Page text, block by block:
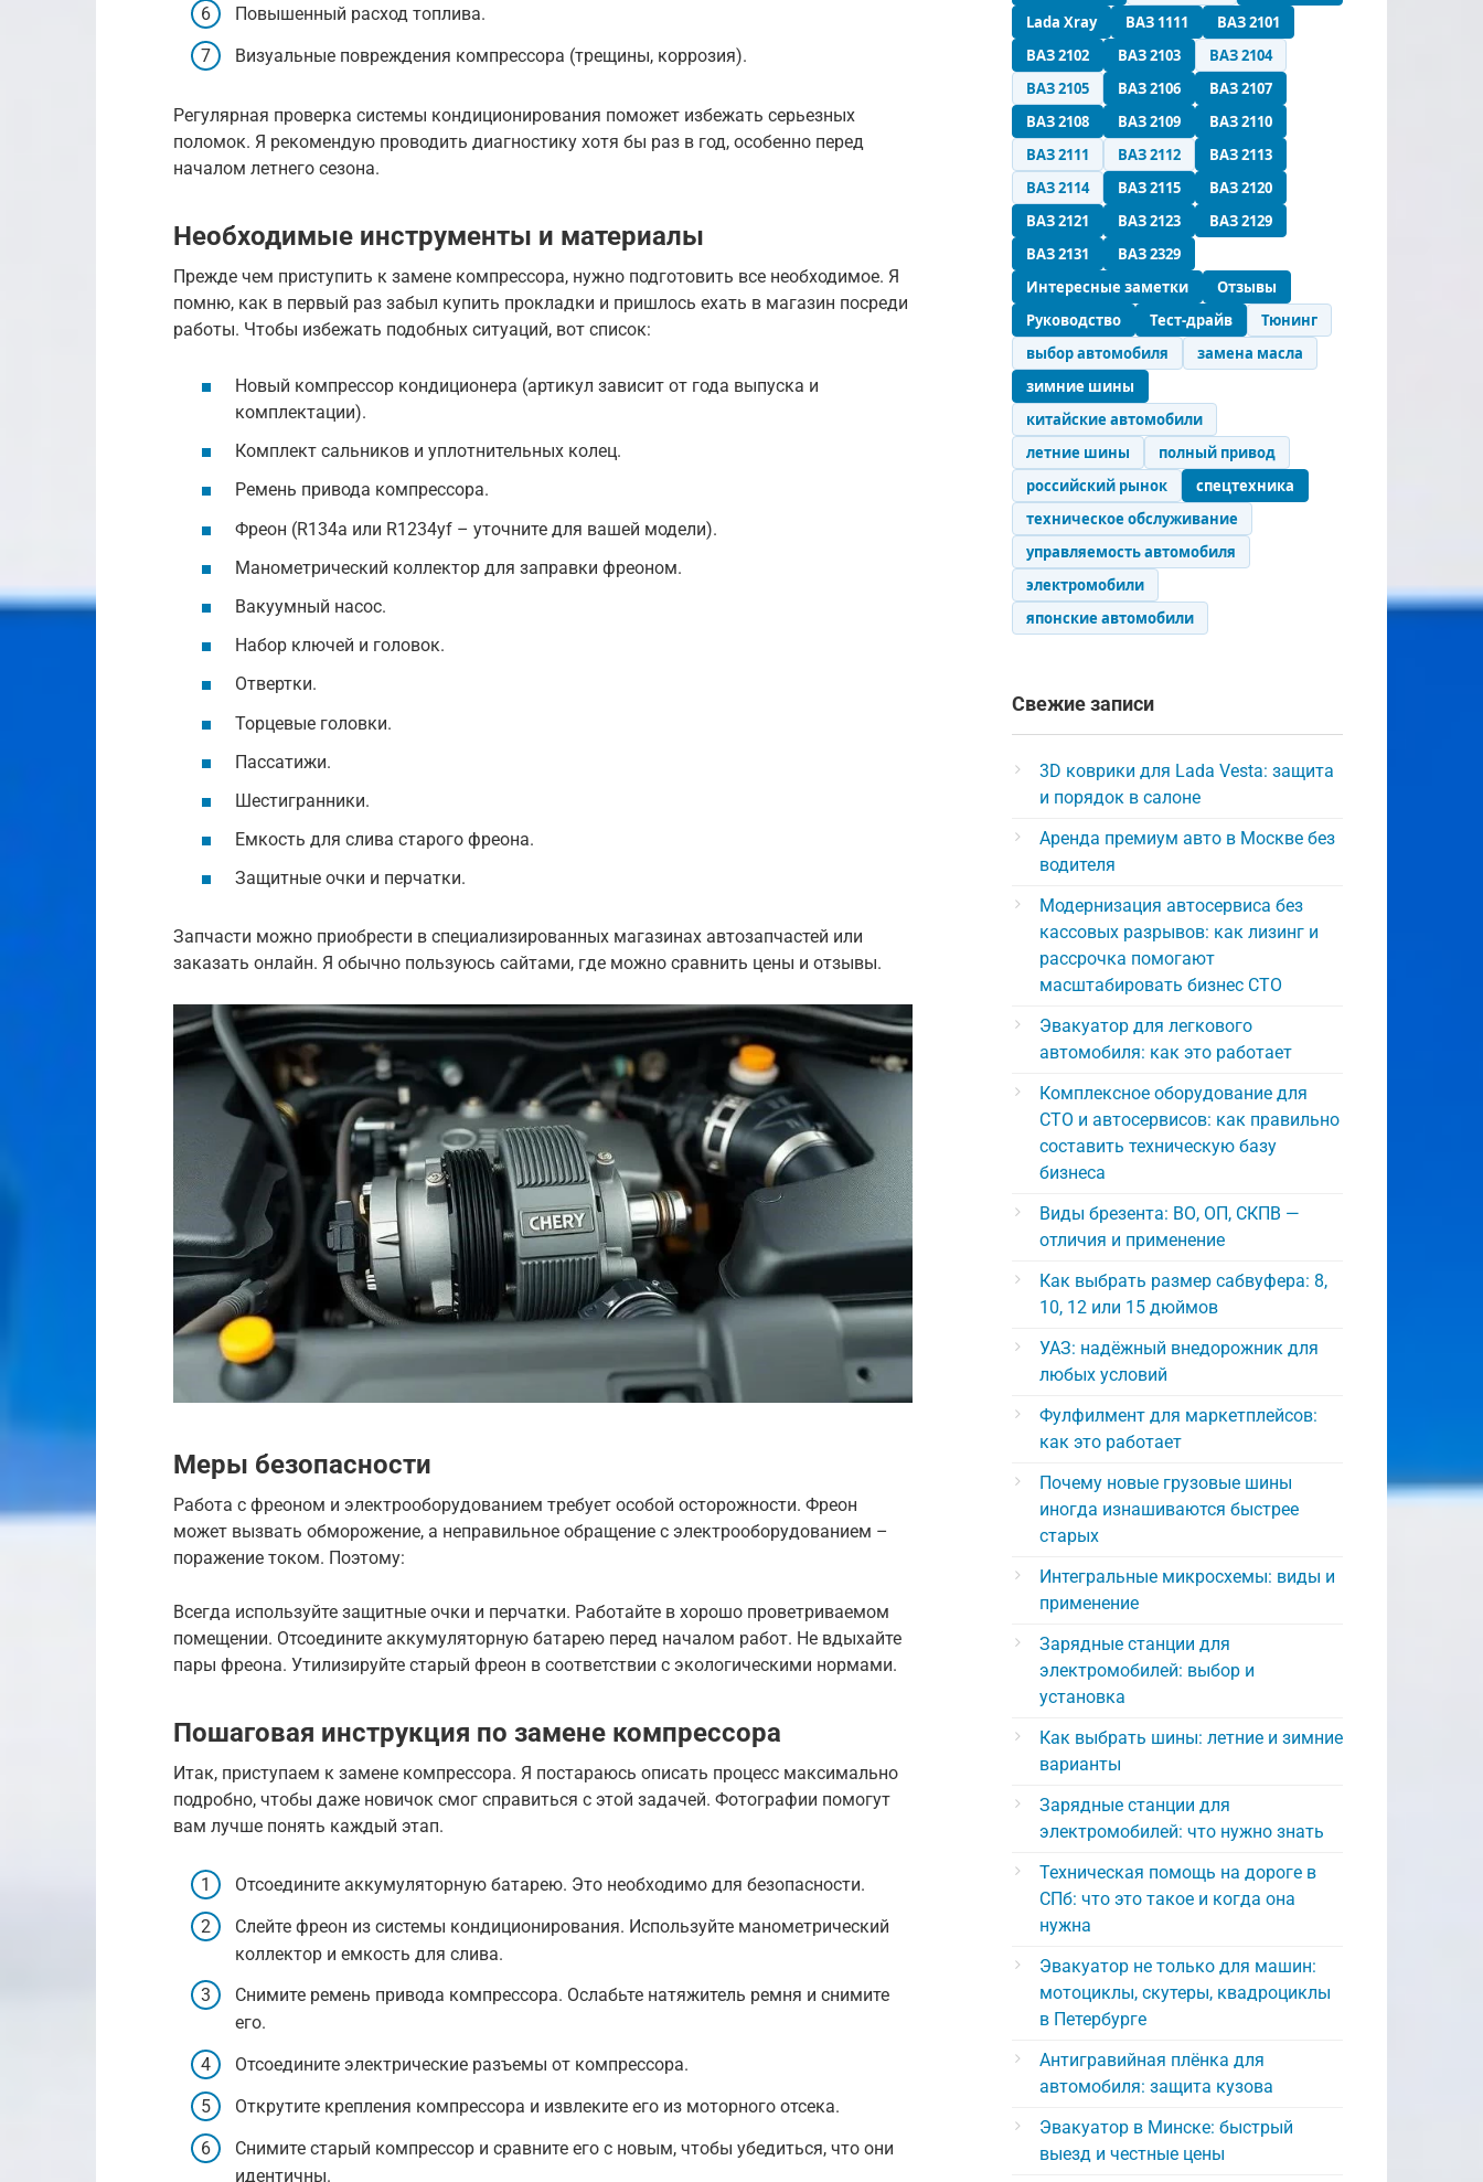
Повышенный расход топлива.
Визуальные повреждения компрессора (трещины, коррозия).
Регулярная проверка системы кондиционирования поможет избежать серьезных
поломок. Я рекомендую проводить диагностику хотя бы раз в год, особенно перед
началом летнего сезона.
Необходимые инструменты и материалы
Прежде чем приступить к замене компрессора, нужно подготовить все необходимое. Я
помню, как в первый раз забыл купить прокладки и пришлось ехать в магазин посреди
работы. Чтобы избежать подобных ситуаций, вот список:
Новый компрессор кондиционера (артикул зависит от года выпуска и
комплектации).
Комплект сальников и уплотнительных колец.
Ремень привода компрессора.
Фреон (R134a или R1234yf – уточните для вашей модели).
Манометрический коллектор для заправки фреоном.
Вакуумный насос.
Набор ключей и головок.
Отвертки.
Торцевые головки.
Пассатижи.
Шестигранники.
Емкость для слива старого фреона.
Защитные очки и перчатки.
Запчасти можно приобрести в специализированных магазинах автозапчастей или
заказать онлайн. Я обычно пользуюсь сайтами, где можно сравнить цены и отзывы.
Меры безопасности
Работа с фреоном и электрооборудованием требует особой осторожности. Фреон
может вызвать обморожение, а неправильное обращение с электрооборудованием –
поражение током. Поэтому:
Всегда используйте защитные очки и перчатки. Работайте в хорошо проветриваемом
помещении. Отсоедините аккумуляторную батарею перед началом работ. Не вдыхайте
пары фреона. Утилизируйте старый фреон в соответствии с экологическими нормами.
Пошаговая инструкция по замене компрессора
Итак, приступаем к замене компрессора. Я постараюсь описать процесс максимально
подробно, чтобы даже новичок смог справиться с этой задачей. Фотографии помогут
вам лучше понять каждый этап.
Отсоедините аккумуляторную батарею. Это необходимо для безопасности.
Слейте фреон из системы кондиционирования. Используйте манометрический
коллектор и емкость для слива.
Снимите ремень привода компрессора. Ослабьте натяжитель ремня и снимите
его.
Отсоедините электрические разъемы от компрессора.
Открутите крепления компрессора и извлеките его из моторного отсека.
Снимите старый компрессор и сравните его с новым, чтобы убедиться, что они
идентичны.
Lada Xray
ВАЗ 1111
ВАЗ 2101
ВАЗ 2102
ВАЗ 2103
ВАЗ 2104
ВАЗ 2105
ВАЗ 2106
ВАЗ 2107
ВАЗ 2108
ВАЗ 2109
ВАЗ 2110
ВАЗ 2111
ВАЗ 2112
ВАЗ 2113
ВАЗ 2114
ВАЗ 2115
ВАЗ 2120
ВАЗ 2121
ВАЗ 2123
ВАЗ 2129
ВАЗ 2131
ВАЗ 2329
Интересные заметки
Отзывы
Руководство
Тест-драйв
Тюнинг
выбор автомобиля
замена масла
зимние шины
китайские автомобили
летние шины
полный привод
российский рынок
спецтехника
техническое обслуживание
управляемость автомобиля
электромобили
японские автомобили
Свежие записи
3D коврики для Lada Vesta: защита
и порядок в салоне
Аренда премиум авто в Москве без
водителя
Модернизация автосервиса без
кассовых разрывов: как лизинг и
рассрочка помогают
масштабировать бизнес СТО
Эвакуатор для легкового
автомобиля: как это работает
Комплексное оборудование для
СТО и автосервисов: как правильно
составить техническую базу
бизнеса
Виды брезента: ВО, ОП, СКПВ —
отличия и применение
Как выбрать размер сабвуфера: 8,
10, 12 или 15 дюймов
УАЗ: надёжный внедорожник для
любых условий
Фулфилмент для маркетплейсов:
как это работает
Почему новые грузовые шины
иногда изнашиваются быстрее
старых
Интегральные микросхемы: виды и
применение
Зарядные станции для
электромобилей: выбор и
установка
Как выбрать шины: летние и зимние
варианты
Зарядные станции для
электромобилей: что нужно знать
Техническая помощь на дороге в
СПб: что это такое и когда она
нужна
Эвакуатор не только для машин:
мотоциклы, скутеры, квадроциклы
в Петербурге
Антигравийная плёнка для
автомобиля: защита кузова
Эвакуатор в Минске: быстрый
выезд и честные цены